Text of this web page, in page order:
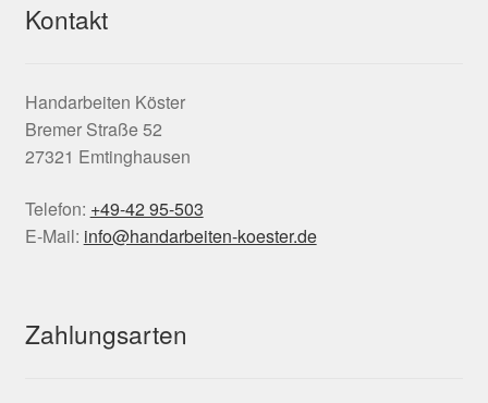
Kontakt
Handarbeiten Köster
Bremer Straße 52
27321 Emtinghausen
Telefon: +49-42 95-503
E-Mail: info@handarbeiten-koester.de
Zahlungsarten